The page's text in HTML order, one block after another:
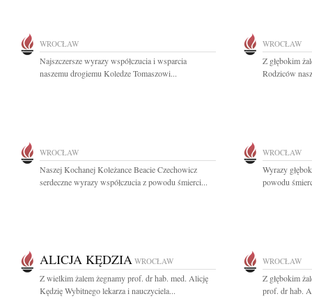
WROCŁAW
Najszczersze wyrazy współczucia i wsparcia
naszemu drogiemu Koledze Tomaszowi...
WROCŁAW
Z głębokim
Rodziców
WROCŁAW
Naszej Kochanej Koleżance Beacie Czechowicz
serdeczne wyrazy współczucia z powodu śmierci...
WROCŁAW
Wyrazy
powodu
ALICJA KĘDZIA WROCŁAW
Z wielkim żalem żegnamy prof. dr hab. med. Alicję
Kędzię Wybitnego lekarza i nauczyciela...
WROCŁAW
Z głębokim
prof. dr hab.